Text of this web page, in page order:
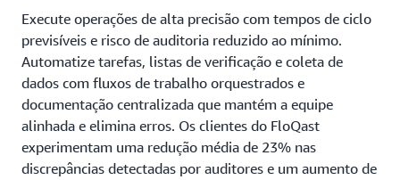
Execute operações de alta precisão com tempos de ciclo
previsíveis e risco de auditoria reduzido ao mínimo.
Automatize tarefas, listas de verificação e coleta de
dados com fluxos de trabalho orquestrados e
documentação centralizada que mantém a equipe
alinhada e elimina erros. Os clientes do FloQast
experimentam uma redução média de 23% nas
discrepâncias detectadas por auditores e um aumento de